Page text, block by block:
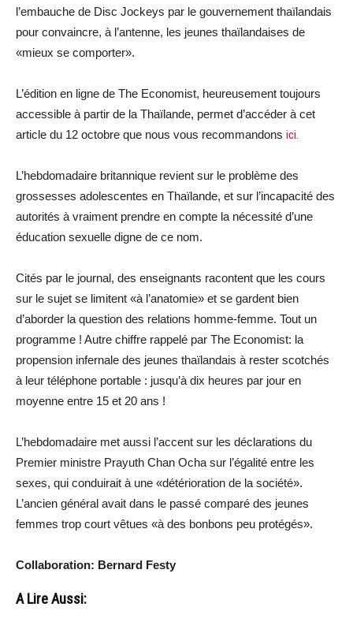
l’embauche de Disc Jockeys par le gouvernement thaïlandais
pour convaincre, à l’antenne, les jeunes thaïlandaises de
«mieux se comporter».
L’édition en ligne de The Economist, heureusement toujours
accessible à partir de la Thaïlande, permet d’accéder à cet
article du 12 octobre que nous vous recommandons ici.
L’hebdomadaire britannique revient sur le problème des
grossesses adolescentes en Thaïlande, et sur l’incapacité des
autorités à vraiment prendre en compte la nécessité d’une
éducation sexuelle digne de ce nom.
Cités par le journal, des enseignants racontent que les cours
sur le sujet se limitent «à l’anatomie» et se gardent bien
d’aborder la question des relations homme-femme. Tout un
programme ! Autre chiffre rappelé par The Economist: la
propension infernale des jeunes thaïlandais à rester scotchés
à leur téléphone portable : jusqu’à dix heures par jour en
moyenne entre 15 et 20 ans !
L’hebdomadaire met aussi l’accent sur les déclarations du
Premier ministre Prayuth Chan Ocha sur l’égalité entre les
sexes, qui conduirait à une «détérioration de la société».
L’ancien général avait dans le passé comparé des jeunes
femmes trop court vêtues «à des bonbons peu protégés».
Collaboration: Bernard Festy
A Lire Aussi: